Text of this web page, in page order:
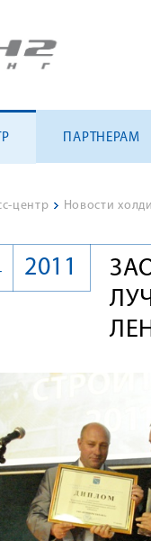
ПАРТНЕРАМ
центр > Новости
2011